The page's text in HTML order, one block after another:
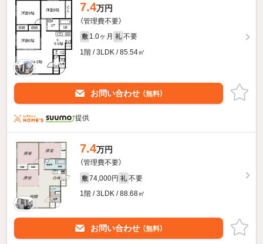
7.4万円
（管理費不要）
敷 1.0ヶ月 礼 不要
1階 / 3LDK / 85.54㎡
お問い合わせ （無料）
提供
7.4万円
（管理費不要）
敷 74,000円 礼 不要
1階 / 3LDK / 88.68㎡
お問い合わせ （無料）